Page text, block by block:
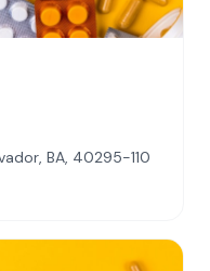
BA, 40295-110